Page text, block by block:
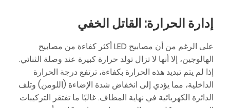
إدارة الحرارة: القاتل الخفي
على الرغم من أن مصابيح LED أكثر كفاءة من مصابيح
الهالوجين، إلا أنها لا تزال تولد حرارة كبيرة عند وصلة الثنائي.
إذا لم يتم تبديد هذه الحرارة بكفاءة، ترتفع درجة الحرارة
الداخلية، مما يؤدي إلى انخفاض شدة الإضاءة (اللومن) وتلف
الدائرة الكهربائية في نهاية المطاف. غالبًا ما تفتقر التركيبات